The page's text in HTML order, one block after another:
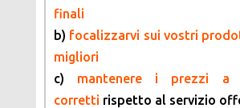
finali
b) focalizzarvi sui vostri
migliori
c)
mantenere i prezzi a
corretti rispetto al servizio